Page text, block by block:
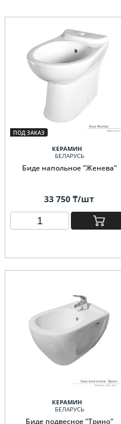
ПОД ЗАКАЗ
КЕРАМИН
БЕЛАРУСЬ
Биде напольное "Женева"
33 750 ₸/шт
КЕРАМИН
БЕЛАРУСЬ
Биде подвесное "Трино"